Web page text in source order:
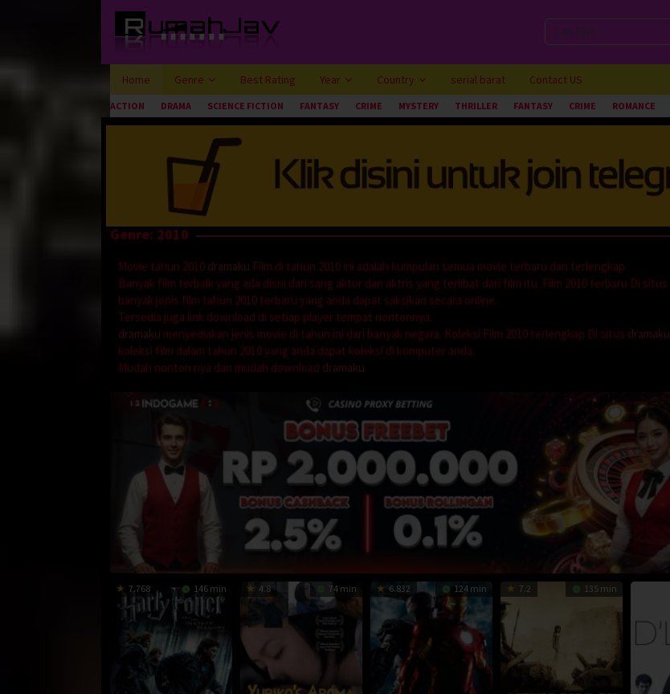
Home Genre Best Rating Year Country serial barat Contact US
ACTION DRAMA SCIENCE FICTION FANTASY CRIME MYSTERY THRILLER FANTASY CRIME ROMANCE
Genre: 2010
Movie tahun 2010 dramaku Film di tahun 2010 ini adalah kumpulan semua movie terbaru dan terlengkap.
Banyak film terbaik yang ada disni dari sang aktor dan aktris yang terlibat dari film itu. Film 2010 terbaru Di situs
banyak jenis film tahun 2010 terbaru yang anda dapat saksikan secara online.
Tersedia juga link download di setiap player tempat nontonnya.
dramaku menyediakan jenis movie di tahun ini dari banyak negara. Koleksi Film 2010 terlengkap Di situs dramaku
koleksi film dalam tahun 2010 yang anda dapat koleksi di komputer anda.
Mudah nonton nya dan mudah download dramaku
7.768 146 min 4.8 74 min 6.832 124 min 7.2 135 min